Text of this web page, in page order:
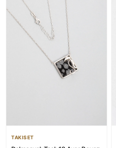
TAKISET